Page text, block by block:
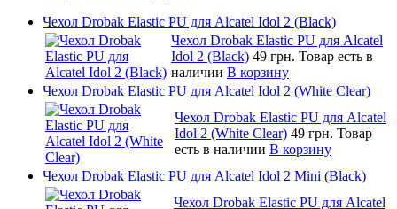
Чехол Drobak Elastic PU для Alcatel Idol 2 (Black)
Чехол Drobak Elastic PU для Alcatel
Idol 2 (Black) 49 грн. Товар есть в
наличии В корзину
Чехол Drobak Elastic PU для Alcatel Idol 2 (White Clear)
Чехол Drobak Elastic PU для Alcatel
Idol 2 (White Clear) 49 грн. Товар
есть в наличии В корзину
Чехол Drobak Elastic PU для Alcatel Idol 2 Mini (Black)
Чехол Drobak Elastic PU для Alcatel